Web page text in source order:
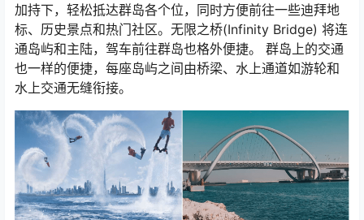
加持下，轻松抵达群岛各个位，同时方便前往一些迪拜地
标、历史景点和热门社区。无限之桥(Infinity Bridge) 将连
通岛屿和主陆，驾车前往群岛也格外便捷。 群岛上的交通
也一样的便捷，每座岛屿之间由桥梁、水上通道如游轮和
水上交通无缝衔接。